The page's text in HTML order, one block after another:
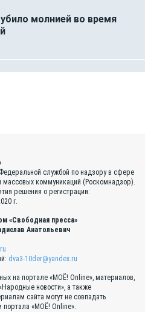
молнией во время
службой по надзору в сфере
массовых коммуникаций (Роскомнадзор).
решения о регистрации:
г.
«Свободная пресса»
Анатольевич
dva3-10der@yandex.ru
на портале «МОЁ! Online», материалов,
новости», а также
сайта могут не совпадать
портала «МОЁ! Online».